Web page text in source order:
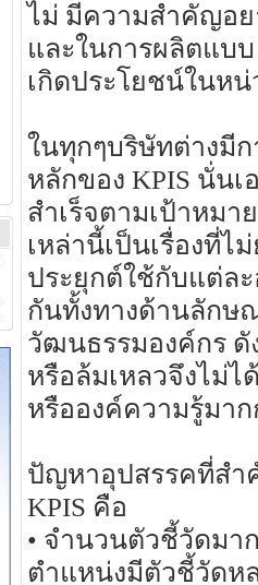
ไม่ มีความสำคัญอ
และในการผลิตแบบ
เกิดประโยชน์ในห
ในทุกๆบริษัทต่างมี
หลักของ KPIS นั่น
สำเร็จตามเป้าหมา
เหล่านี้เป็นเรื่องที่ไ
ประยุกต์ใช้กับแต่ล
กันทั้งทางด้านลักษ
วัฒนธรรมองค์กร ดั
หรือล้มเหลวจึงไม่
หรือองค์ความรู้มา
ปัญหาอุปสรรคที่สำ
KPIS คือ
• จำนวนตัวชี้วัดมา
ตำแหน่งมีตัวชี้วัดห